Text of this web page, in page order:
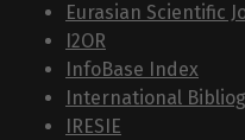
Eurasian Scientific
I2OR
InfoBase Index
International
IRESIE